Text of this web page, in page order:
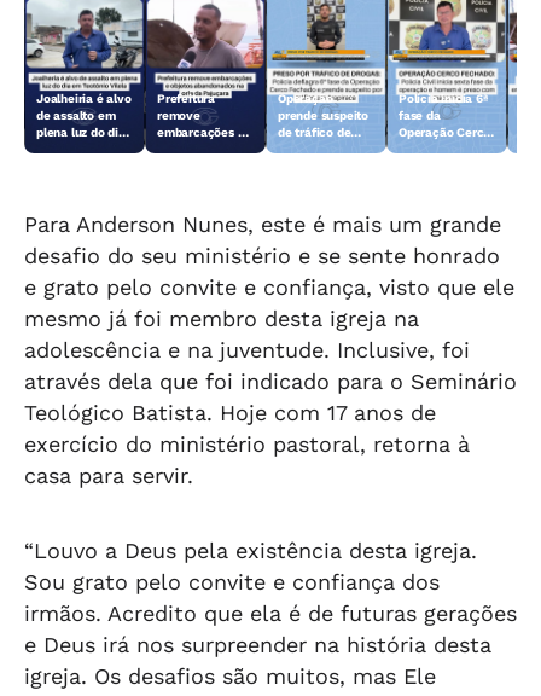
Joalheiria é alvo
de assalto em
plena luz do dia
Prefeitura
remove
embarcações e
Operação
prende suspeito
de tráfico de
Polícia inicia 6ª
fase da
Operação Cerco
Para Anderson Nunes, este é mais um grande
desafio do seu ministério e se sente honrado
e grato pelo convite e confiança, visto que ele
mesmo já foi membro desta igreja na
adolescência e na juventude. Inclusive, foi
através dela que foi indicado para o Seminário
Teológico Batista. Hoje com 17 anos de
exercício do ministério pastoral, retorna à
casa para servir.
“Louvo a Deus pela existência desta igreja.
Sou grato pelo convite e confiança dos
irmãos. Acredito que ela é de futuras gerações
e Deus irá nos surpreender na história desta
igreja. Os desafios são muitos, mas Ele